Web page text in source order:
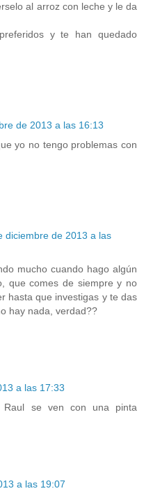
al arroz con leche y le da
y te han quedado
de 2013 a las 16:13
yo no tengo problemas con
diciembre de 2013 a las
mucho cuando hago algún
que comes de siempre y no
hasta que investigas y te das
hay nada, verdad??
a las 17:33
Raul se ven con una pinta
a las 19:07